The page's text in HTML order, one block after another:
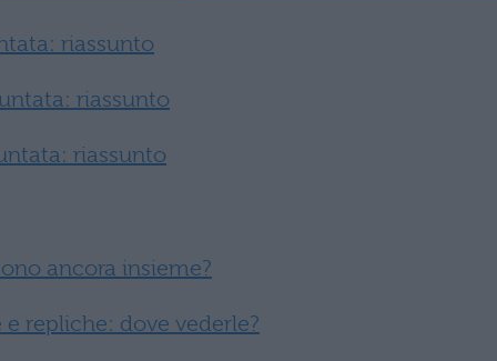
riassunto
riassunto
riassunto
ancora insieme?
repliche: dove vederle?